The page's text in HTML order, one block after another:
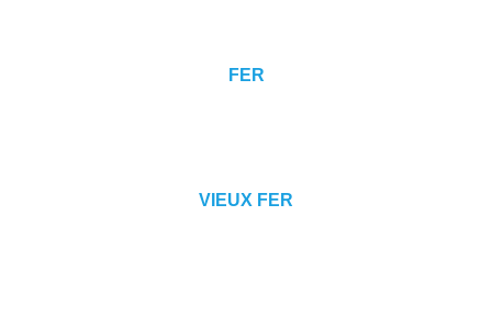
FER
VIEUX FER